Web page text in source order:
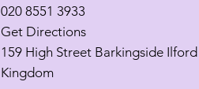
020 8551 3933
Get Directions
159 High Street Barkingside
Kingdom